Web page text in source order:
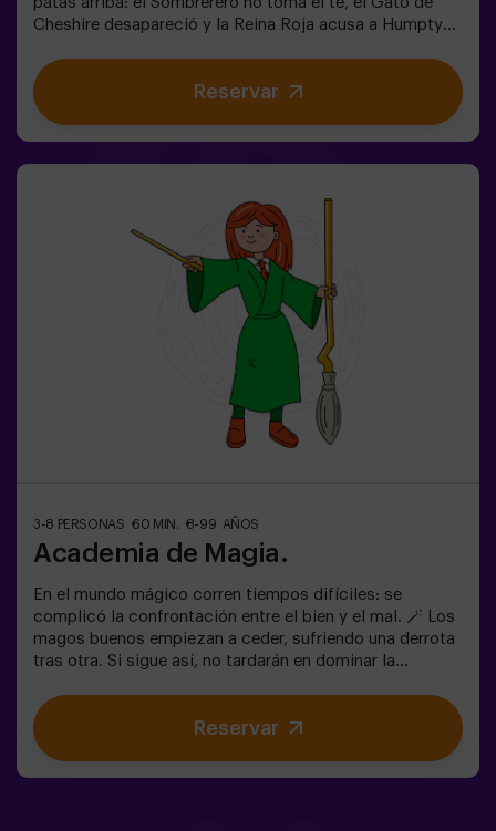
Cheshire desapareció y la Reina Roja acusa a Humpty
tu ayuda para descubrirlo!En este escape room lleno de
magia y locura, tendrás que:✔ Resolver enigmas
absurdos (como los que le gustan al Sombrerero).✔
siempre. ¿Te atreves a entrar en este mundo donde la
lógica no existe… pero el reloj sí corre en tu contra?✅
Ideal para grupos grandes | planes con amigos |
despedida de soltera | team building❗ Niños menores de
15 años, deberán ir acompañados de un adulto. Existe la
opción de contratar a un monitor para acompañarlos en
la aventura, consúltanos las condiciones.
Reservar
3-8 PERSONAS 60 MIN. 8-99 AÑOS
Academia de Magia.
En el mundo mágico corren tiempos difíciles: se
complicó la confrontación entre el bien y el mal. 🪄 Los
magos buenos empiezan a ceder, sufriendo una derrota
tras otra. Si sigue así, no tardarán en dominar la
equilibrio es utilizar el poder de la piedra filosofal.
Primero hay que crearla pero... ¡nadie ha conseguido
hacerlo en toda la historia de la magia! Os espera la
Reservar